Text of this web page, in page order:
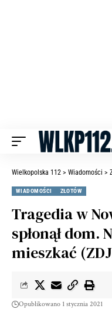
Wielkopolska 112 > Wiadomości >
WIADOMOŚCI ZŁOTÓW
Tragedia w
spłonął dom.
mieszkać
Opublikowano 1 stycznia 2021